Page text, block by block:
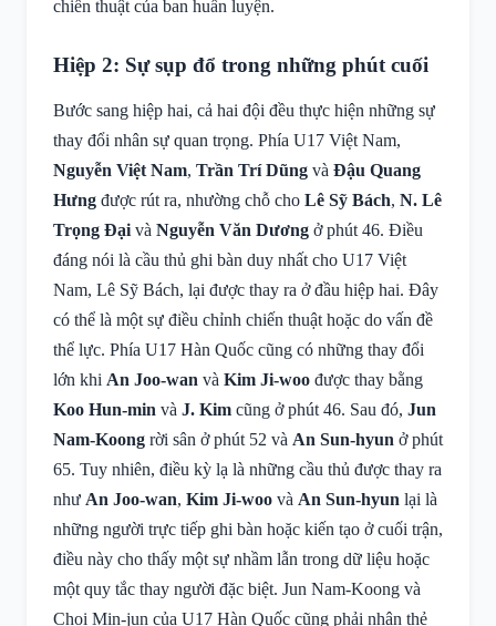
chiến thuật của ban huấn luyện.
Hiệp 2: Sự sụp đổ trong những phút cuối
Bước sang hiệp hai, cả hai đội đều thực hiện những sự
thay đổi nhân sự quan trọng. Phía U17 Việt Nam,
Nguyễn Việt Nam, Trần Trí Dũng và Đậu Quang
Hưng được rút ra, nhường chỗ cho Lê Sỹ Bách, N. Lê
Trọng Đại và Nguyễn Văn Dương ở phút 46. Điều
đáng nói là cầu thủ ghi bàn duy nhất cho U17 Việt
Nam, Lê Sỹ Bách, lại được thay ra ở đầu hiệp hai. Đây
có thể là một sự điều chỉnh chiến thuật hoặc do vấn đề
thể lực. Phía U17 Hàn Quốc cũng có những thay đổi
lớn khi An Joo-wan và Kim Ji-woo được thay bằng
Koo Hun-min và J. Kim cũng ở phút 46. Sau đó, Jun
Nam-Koong rời sân ở phút 52 và An Sun-hyun ở phút
65. Tuy nhiên, điều kỳ lạ là những cầu thủ được thay ra
như An Joo-wan, Kim Ji-woo và An Sun-hyun lại là
những người trực tiếp ghi bàn hoặc kiến tạo ở cuối trận,
điều này cho thấy một sự nhầm lẫn trong dữ liệu hoặc
một quy tắc thay người đặc biệt. Jun Nam-Koong và
Choi Min-jun của U17 Hàn Quốc cũng phải nhận thẻ